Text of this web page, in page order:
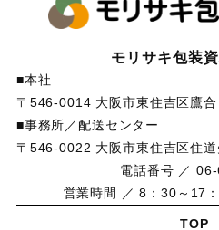
モリサキ包装
■本社
〒546-0014 大阪市東住吉区鷹
■事務所／配送センター
〒546-0022 大阪市東住吉区住
電話番号 ／
営業時間 ／ 8：30～17
TOP